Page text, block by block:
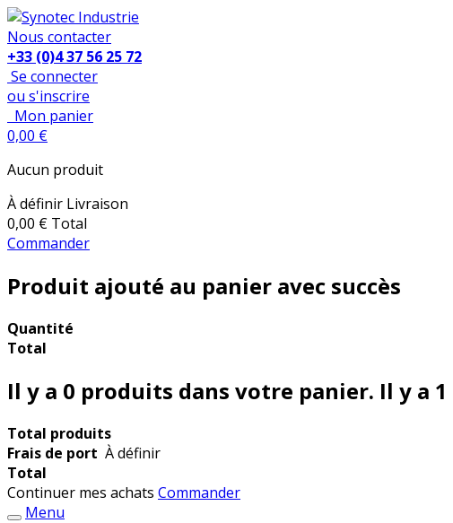
Nous contacter
+33 (0)4 37 56 25 72
Se connecter
ou s'inscrire
Mon panier
0,00 €
Aucun produit
À définir Livraison
0,00 € Total
Commander
Produit ajouté au panier avec succès
Quantité
Total
Il y a 0 produits dans votre panier. Il y a
Total produits
Frais de port À définir
Total
Continuer mes achats Commander
Menu